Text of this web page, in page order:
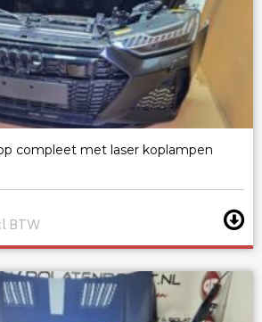
compleet met laser koplampen
BTW